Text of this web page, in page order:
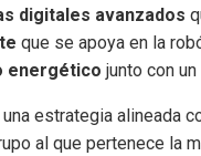
digitales avanzados
que se apoya en la
energético junto con
estrategia alineada
al que pertenece la